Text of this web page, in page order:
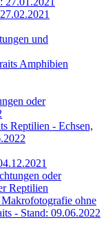
und
Amphibien
oder
Reptilien - Echsen,
oder
Reptilien
ohne
- Stand: 09.06.2022